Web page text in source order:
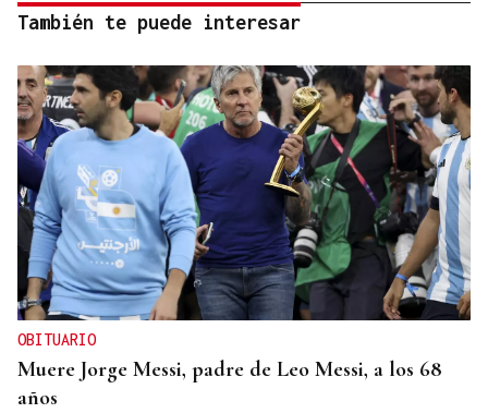
También te puede interesar
OBITUARIO
Muere Jorge Messi, padre de Leo Messi, a los 68
años